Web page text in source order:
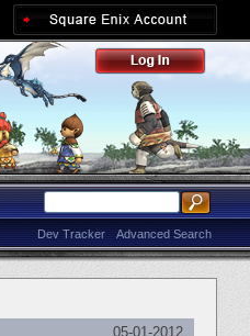
Advanced Search
Dev Tracker
05-01-2012